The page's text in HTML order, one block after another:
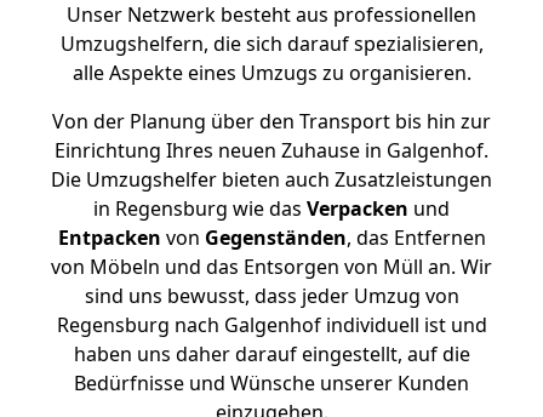
Unser Netzwerk besteht aus professionellen
Umzugshelfern, die sich darauf spezialisieren,
alle Aspekte eines Umzugs zu organisieren.
Von der Planung über den Transport bis hin zur
Einrichtung Ihres neuen Zuhause in Galgenhof.
Die Umzugshelfer bieten auch Zusatzleistungen
in Regensburg wie das Verpacken und
Entpacken von Gegenständen, das Entfernen
von Möbeln und das Entsorgen von Müll an. Wir
sind uns bewusst, dass jeder Umzug von
Regensburg nach Galgenhof individuell ist und
haben uns daher darauf eingestellt, auf die
Bedürfnisse und Wünsche unserer Kunden